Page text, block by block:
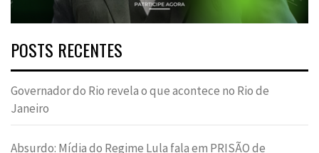
POSTS RECENTES
Governador do Rio revela o que acontece no Rio de
Janeiro
Absurdo: Mídia do Regime Lula fala em PRISÃO de